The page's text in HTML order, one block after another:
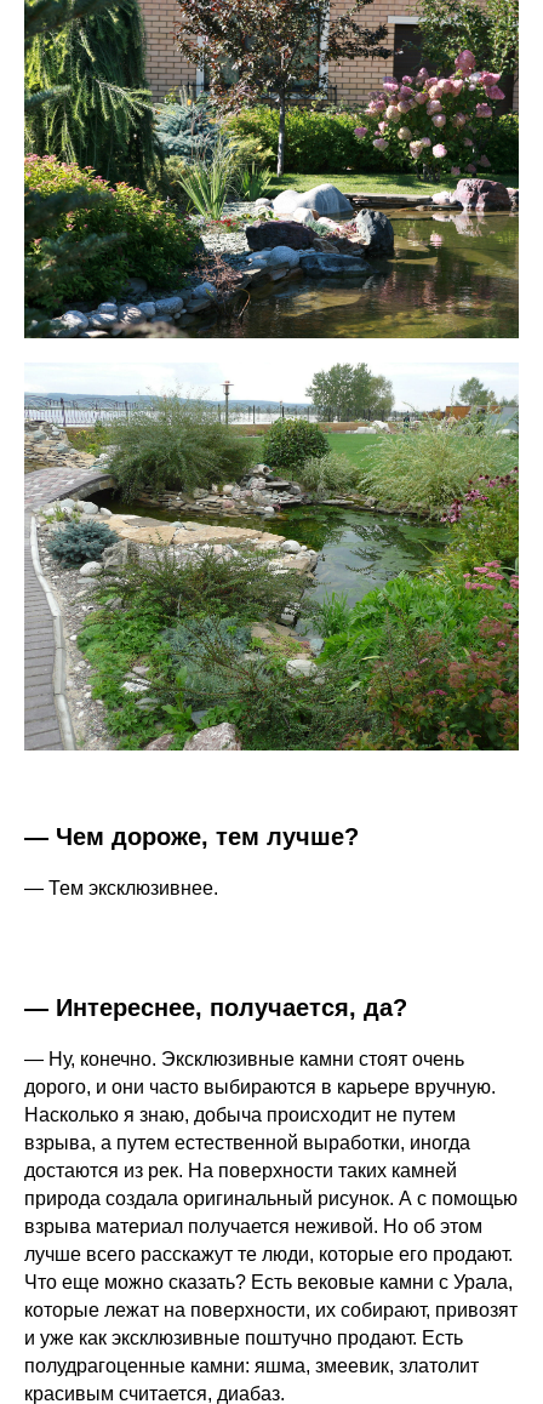
— Чем дороже, тем лучше?
— Тем эксклюзивнее.
— Интереснее, получается, да?
— Ну, конечно. Эксклюзивные камни стоят очень
дорого, и они часто выбираются в карьере вручную.
Насколько я знаю, добыча происходит не путем
взрыва, а путем естественной выработки, иногда
достаются из рек. На поверхности таких камней
природа создала оригинальный рисунок. А с помощью
взрыва материал получается неживой. Но об этом
лучше всего расскажут те люди, которые его продают.
Что еще можно сказать? Есть вековые камни с Урала,
которые лежат на поверхности, их собирают, привозят
и уже как эксклюзивные поштучно продают. Есть
полудрагоценные камни: яшма, змеевик, златолит
красивым считается, диабаз.